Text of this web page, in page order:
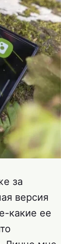
за
версия
какие ее